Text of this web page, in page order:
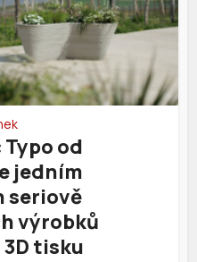
od
jedním
seriově
výrobků
tisku